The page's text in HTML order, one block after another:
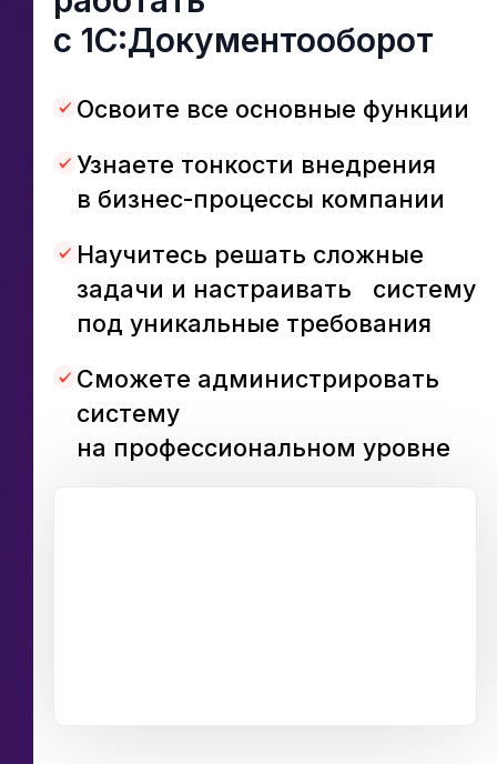
с 1C:Документооборот
Освоите все основные функции
Узнаете тонкости внедрения
в бизнес-процессы компании
Научитесь решать сложные
задачи и настраивать систему
под уникальные требования
Сможете администрировать
систему
на профессиональном уровне